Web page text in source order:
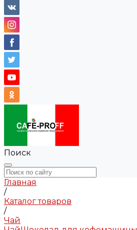
Поиск
Главная
/
Каталог товаров
/
Чай